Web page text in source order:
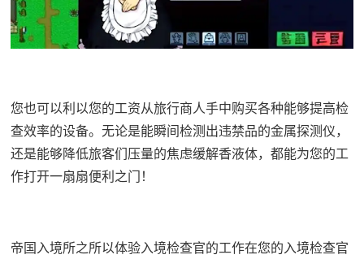
您也可以利以您的工资从旅行商人手中购买各种能够提高检
查效率的设备。无论是能瞬间检测出违禁品的金属探测仪，
还是能够降低旅客们压量的焦虑缓解香液体，都能为您的工
作打开一扇扇便利之门！
帝国入境所之所以体验入境检查官的工作在您的入境检查官